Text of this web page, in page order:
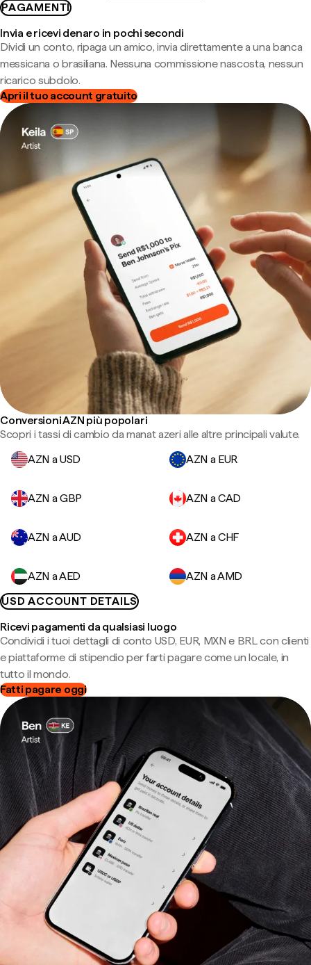
PAGAMENTI
Invia e ricevi denaro in pochi secondi
Dividi un conto, ripaga un amico, invia direttamente a una banca
messicana o brasiliana. Nessuna commissione nascosta, nessun
ricarico subdolo.
Apri il tuo account gratuito
Conversioni AZN più popolari
Scopri i tassi di cambio da manat azeri alle altre principali valute.
AZN a USD
AZN a EUR
AZN a GBP AZN a CAD
AZN a AUD AZN a CHF
AZN a AED
AZN a AMD
USD ACCOUNT DETAILS
Ricevi pagamenti da qualsiasi luogo
Condividi i tuoi dettagli di conto USD, EUR, MXN e BRL con clienti
e piattaforme di stipendio per farti pagare come un locale, in
tutto il mondo.
Fatti pagare oggi